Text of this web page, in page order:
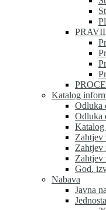
Katalog
Odluka
Odluka
Zahtjev
Zahtjev
Zahtjev
God.
Nabava
Javna